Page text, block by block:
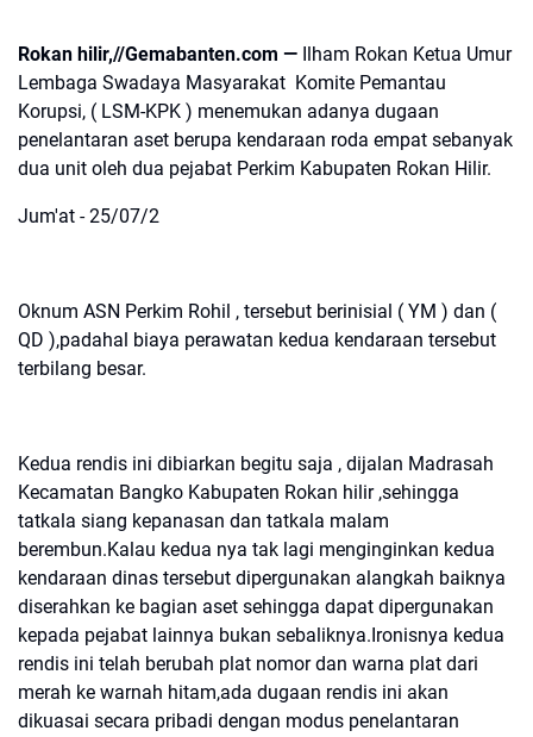
Rokan hilir,//Gemabanten.com — Ilham Rokan Ketua Umur
Lembaga Swadaya Masyarakat Komite Pemantau
Korupsi, ( LSM-KPK ) menemukan adanya dugaan
penelantaran aset berupa kendaraan roda empat sebanyak
dua unit oleh dua pejabat Perkim Kabupaten Rokan Hilir.
Jum'at - 25/07/2
Oknum ASN Perkim Rohil , tersebut berinisial ( YM ) dan (
QD ),padahal biaya perawatan kedua kendaraan tersebut
terbilang besar.
Kedua rendis ini dibiarkan begitu saja , dijalan Madrasah
Kecamatan Bangko Kabupaten Rokan hilir ,sehingga
tatkala siang kepanasan dan tatkala malam
berembun.Kalau kedua nya tak lagi menginginkan kedua
kendaraan dinas tersebut dipergunakan alangkah baiknya
diserahkan ke bagian aset sehingga dapat dipergunakan
kepada pejabat lainnya bukan sebaliknya.Ironisnya kedua
rendis ini telah berubah plat nomor dan warna plat dari
merah ke warnah hitam,ada dugaan rendis ini akan
dikuasai secara pribadi dengan modus penelantaran